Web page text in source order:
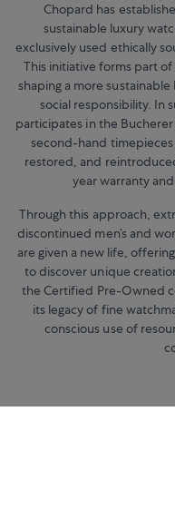
Chopard has
sustainable luxury
exclusively used ethically
This initiative forms part
shaping a more
social responsibility. In
participates in the
second-hand
restored, and
year warranty
Through this approach,
discontinued men’s and
are given a new life,
to discover unique
the Certified Pre-Owned
its legacy of fine
conscious use of